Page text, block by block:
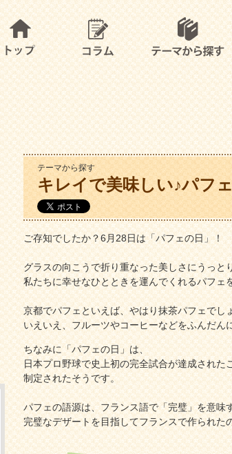
テーマから探す
キレイで美味しい♪パフ
ご存知でしたか？6月28日は「パフェの日」！
グラスの向こうで折り重なった美しさにうっと
私たちに幸せなひとときを運んでくれるパフェ
京都でパフェといえば、やはり抹茶パフェでし
いえいえ、フルーツやコーヒーなどをふんだん
ちなみに「パフェの日」は、
日本プロ野球で史上初の完全試合が達成された
制定されたそうです。
パフェの語源は、フランス語で「完璧」を意味
完璧なデザートを目指してフランスで作られた